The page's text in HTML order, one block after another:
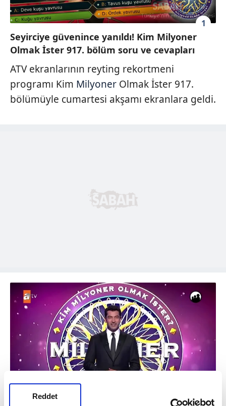
Reddet
1
Seyirciye güvenince yanıldı! Kim Milyoner
Olmak İster 917. bölüm soru ve cevapları
ATV ekranlarının reyting rekortmeni
programı Kim Milyoner Olmak İster 917.
bölümüyle cumartesi akşamı ekranlara geldi.
2